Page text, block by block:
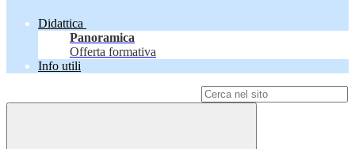
Didattica
Panoramica
Offerta formativa
Info utili